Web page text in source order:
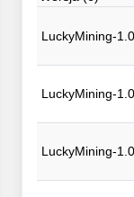
LuckyMining-
LuckyMining-
LuckyMining-